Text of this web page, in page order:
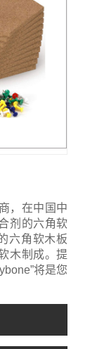
，在中国中
剂的六角软
六角软木板
木制成。提
将是您